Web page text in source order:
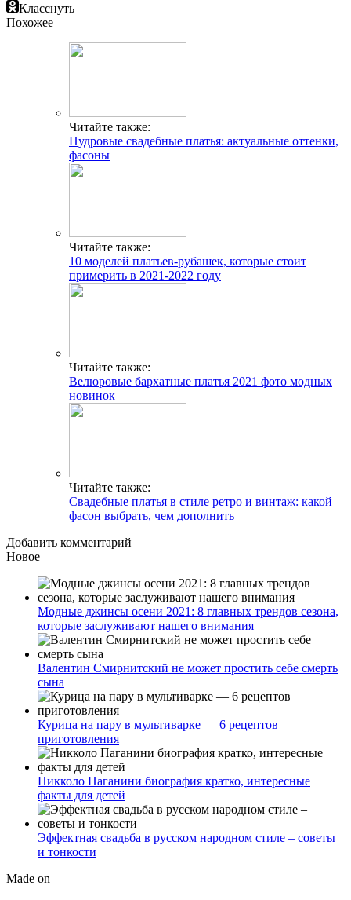
Класснуть
Похожее
Читайте также:
Пудровые свадебные платья: актуальные оттенки,
фасоны
Читайте также:
10 моделей платьев-рубашек, которые стоит
примерить в 2021-2022 году
Читайте также:
Велюровые бархатные платья 2021 фото модных
новинок
Читайте также:
Свадебные платья в стиле ретро и винтаж: какой
фасон выбрать, чем дополнить
Добавить комментарий
Новое
Модные джинсы осени 2021: 8 главных трендов сезона,
которые заслуживают нашего внимания
Валентин Смирнитский не может простить себе смерть
сына
Курица на пару в мультиварке — 6 рецептов
приготовления
Никколо Паганини биография кратко, интересные
факты для детей
Эффектная свадьба в русском народном стиле – советы
и тонкости
Made on